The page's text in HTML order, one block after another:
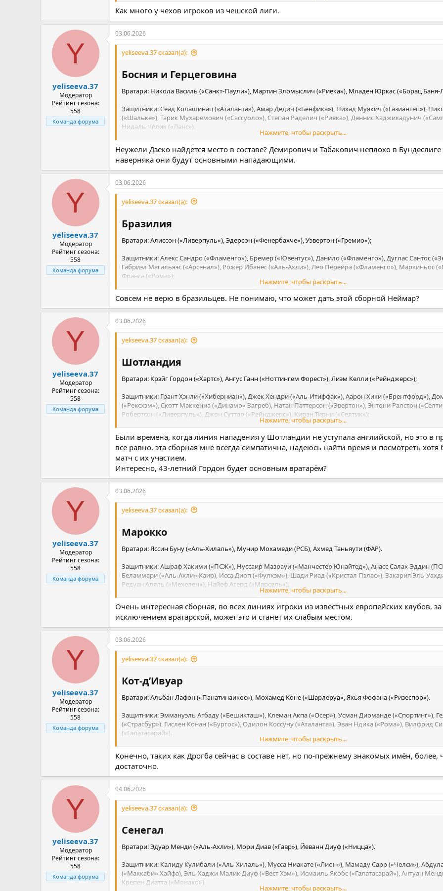
Полузащитники: Лукаш Черв («Виктория»), Владимир Дарида («Градец-Кралове»), Лукаш Провод
Михал Садилек («Славия»), Хьюго Сохурек («Спарта»), Александр Сойка («Виктория»), Томаш Соучек
Павел Шульц («Олимпик»), Денис Вишински («Виктория»).
Нападающие: Адам Гложек («Хоффенхайм»), Томаш Хоры («Славия»), Моймир Хитил («Славия»), Ян
(«Спарта»), Патрик Шик («Байер»).
Как много у чехов игроков из чешской лиги.
Y
yeliseeva.37
Модератор
Рейтинг сезона:
558
Команда форума
03.06.2026
yeliseeva.37 сказал(а):
Босния и Герцеговина​
Вратари: Никола Василь («Санкт-Паули»), Мартин Зломыслич («Риека»), Младен Юркас («Борац Баня-
Защитники: Сеад Колашинац («Аталанта»), Амар Дедич («Бенфика»), Нихад Муякич («Газиантеп»),
(«Шальке»), Тарик Мухаремович («Сассуоло»), Степан Раделич («Риека»), Деннис Хаджикадунич
Нидаль Челик («Ланс»).
Полузащитники: Амир Хаджиахметович («Халл»), Иван Шуньич («Кипр»), Иван Башич («Астана»),
(«Карлсруэ»), Эрмин Махмич («Слован»), Беньямин Тахирович («Брондбю»), Армин Гигович («Янг
Алайбегович («Ред Булл Зальцбург»), Эсмир Байрактаревич («ПСВ»), Амар Мемич («Виктория»).
Нападающие: Эрмедин Демирович («Штутгарт»), Йово Лукич («Университатя Клуж»), Самед Баждар
Харис Табакович («Боруссия Менхенгладбах»), Эдин Джеко («Шальке»).
Нажмите, чтобы раскрыть...
Неужели Дзеко найдётся место в составе? Демирович и Табакович неплохо в Бундеслиге
наверняка они будут основными нападающими.
Y
yeliseeva.37
Модератор
Рейтинг сезона:
558
Команда форума
03.06.2026
yeliseeva.37 сказал(а):
Бразилия​
Вратари: Алиссон («Ливерпуль»), Эдерсон («Фенербахче»), Уэвертон («Гремио»);
Защитники: Алекс Сандро («Фламенго»), Бремер («Ювентус»), Данило («Фламенго»), Дуглас Сантос
Габриэл Магальяэс («Арсенал»), Рожер Ибанес («Аль-Ахли»), Лео Перейра («Фламенго»), Маркиньос
Франса («Рома»);
Полузащитники: Бруно Гимараэс («Ньюкасл»), Каземиро («Манчестер Юнайтед»), Данило дос Сантос
Фабиньо («Аль-Иттихад»), Лукас Пакета («Фламенго»);
Нападающие: Эндрик («Лион» / «Реал»), Габриэл Мартинелли («Арсенал»), Игор Тиаго («Брентфорд»),
(«Зенит»), Матеус Кунья («Манчестер Юнайтед»), Неймар («Сантос»), Рафинья Диас («Барселона»),
(«Борнмут»), Винисиус Жуниор («Реал»).
Нажмите, чтобы раскрыть...
Совсем не верю в бразильцев. Не понимаю, что может дать этой сборной Неймар?
Y
yeliseeva.37
Модератор
Рейтинг сезона:
558
Команда форума
03.06.2026
yeliseeva.37 сказал(а):
Шотландия​
Вратари: Крэйг Гордон («Хартс»), Ангус Ганн («Ноттингем Форест»), Лиэм Келли («Рейнджерс»);
Защитники: Грант Хэнли («Хиберниан»), Джек Хендри («Аль-Итиффак»), Аарон Хики («Брентфорд»),
(«Рексхэм»), Скотт Маккенна («Динамо» Загреб), Натан Паттерсон («Эвертон»), Энтони Ралстон
Робертсон («Ливерпуль»), Джон Суттар («Рейнджерс»), Киран Тирни («Селтик»);
Доук («Борнмут»), Билли Гилмор («Наполи»), Джон Макгинн («Астон Вилла»), Кенни Маклин
Мактоминей («Наполи»);
Нападающие: Че Адамс («Торино»), Линдон Дайкс («Чарльтон»), Джордж Херст («Ипсвич»), Лоуренс
(«Хартс»), Росс Стюарт («Саутгемптон»).
Нажмите, чтобы раскрыть...
Были времена, когда линия нападения у Шотландии не уступала английской, но это в
всё равно, эта сборная мне всегда симпатична, надеюсь найти время и посмотреть
матч с их участием.
Интересно, 43-летний Гордон будет основным вратарём?
Y
yeliseeva.37
Модератор
Рейтинг сезона:
558
Команда форума
03.06.2026
yeliseeva.37 сказал(а):
Марокко​
Вратари: Яссин Буну («Аль-Хилаль»), Мунир Мохамеди (РСБ), Ахмед Таньяути (ФАР).
Защитники: Ашраф Хакими («ПСЖ»), Нуссаир Мазрауи («Манчестер Юнайтед»), Анасс Салах-Эддин
Беламмари («Аль-Ахли» Каир), Исса Диоп («Фулхэм»), Шади Риад («Кристал Пэлас»), Закария Эль-
Редуан Аляль («Мехелен»), Найеф Агерд («Марсель»).
Полузащитники: Нель Эль-Энауи («Рома»), Аззедин Унаи («Жирона»), Исмаэль Сайбари (ПСВ), Биляль
(«Штутгарт»), Самир Эль-Мурабет («Страсбур»), Софьян Амрабат («Бетис»), Айюб Буадди («Лилль»).
Нападающие: Браим Диас («Реал»), Аюб Эль-Кааби («Олимпиакос»), Абде Эззальзули («Бетис»),
(«Аль-Айн»), Гессим Яссин («Страсбур»), Аюб Амаимуни-Эшгуяб («Айнтрахт»), Шамсдин Тальби
Нажмите, чтобы раскрыть...
Очень интересная сборная, во всех линиях игроки из известных европейских клубов, за
исключением вратарской, может это и станет их слабым местом.
Y
yeliseeva.37
Модератор
Рейтинг сезона:
558
Команда форума
03.06.2026
yeliseeva.37 сказал(а):
Кот-д’Ивуар​
Вратари: Альбан Лафон («Панатинаикос»), Мохамед Коне («Шарлеруа», Яхья Фофана («Ризеспор»).
Защитники: Эммануэль Агбаду («Бешикташ»), Клеман Акпа («Осер»), Усман Диоманде («Спортинг»),
(«Страсбур»), Гислен Конан («Бургос»), Одилон Коссуну («Аталанта»), Эван Ндика («Рома»), Вилфрид
(«Галатасарай»).
Полузащитники: Секо Фофана («Порту»), Парфе Гиагон («Шарлеруа»), Крист Инао Улай
Кессиэ («Аль-Ахли»), Ибрагим Сангаре («Ноттингем Форест»), Жан-Микаэль Сери («Аль-Оруба»).
Нападающие: Омар Диаките («Серкль Брюгге»), Ян Диоманде («Лейпциг»), Амад Диалло («МЮ»), Эванн
(«Кристал Пэлас»), Базумана Туре («Хоффенхайм»), Симон Аденгра («Монако»), Анж-Йоан Бонни
Пепе («Вильярреал»), Элье Ваи («Ницца»).
Нажмите, чтобы раскрыть...
Конечно, таких как Дрогба сейчас в составе нет, но по-прежнему знакомых имён, более,
достаточно.
Y
yeliseeva.37
Модератор
Рейтинг сезона:
558
Команда форума
04.06.2026
yeliseeva.37 сказал(а):
Сенегал​
Вратари: Эдуар Менди («Аль-Ахли»), Мори Диав («Гавр»), Йеванн Диуф («Ницца»).
Защитники: Калиду Кулибали («Аль-Хилаль»), Мусса Ниакате («Лион»), Мамаду Сарр («Челси»),
(«Маккаби» Хайфа), Эль-Хаджи Малик Диуф («Вест Хэм»), Исмаиль Якобс («Галатасарай»), Антуан
Крепен Диатта («Монако»).
Нажмите, чтобы раскрыть...